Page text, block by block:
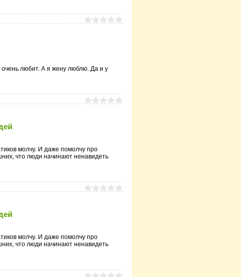
любит. А я жену люблю. Да и у
молчу. И даже помолчу про
что люди начинают ненавидеть
молчу. И даже помолчу про
что люди начинают ненавидеть